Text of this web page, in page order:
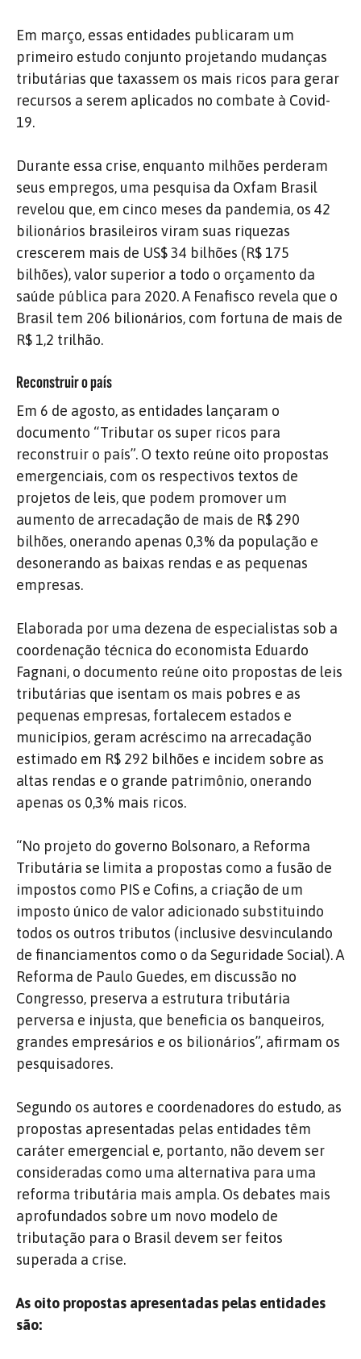
Em março, essas entidades publicaram um
primeiro estudo conjunto projetando mudanças
tributárias que taxassem os mais ricos para gerar
recursos a serem aplicados no combate à Covid-
19.
Durante essa crise, enquanto milhões perderam
seus empregos, uma pesquisa da Oxfam Brasil
revelou que, em cinco meses da pandemia, os 42
bilionários brasileiros viram suas riquezas
crescerem mais de US$ 34 bilhões (R$ 175
bilhões), valor superior a todo o orçamento da
saúde pública para 2020. A Fenafisco revela que o
Brasil tem 206 bilionários, com fortuna de mais de
R$ 1,2 trilhão.
Reconstruir o país
Em 6 de agosto, as entidades lançaram o
documento “Tributar os super ricos para
reconstruir o país”. O texto reúne oito propostas
emergenciais, com os respectivos textos de
projetos de leis, que podem promover um
aumento de arrecadação de mais de R$ 290
bilhões, onerando apenas 0,3% da população e
desonerando as baixas rendas e as pequenas
empresas.
Elaborada por uma dezena de especialistas sob a
coordenação técnica do economista Eduardo
Fagnani, o documento reúne oito propostas de leis
tributárias que isentam os mais pobres e as
pequenas empresas, fortalecem estados e
municípios, geram acréscimo na arrecadação
estimado em R$ 292 bilhões e incidem sobre as
altas rendas e o grande patrimônio, onerando
apenas os 0,3% mais ricos.
“No projeto do governo Bolsonaro, a Reforma
Tributária se limita a propostas como a fusão de
impostos como PIS e Cofins, a criação de um
imposto único de valor adicionado substituindo
todos os outros tributos (inclusive desvinculando
de financiamentos como o da Seguridade Social). A
Reforma de Paulo Guedes, em discussão no
Congresso, preserva a estrutura tributária
perversa e injusta, que beneficia os banqueiros,
grandes empresários e os bilionários”, afirmam os
pesquisadores.
Segundo os autores e coordenadores do estudo, as
propostas apresentadas pelas entidades têm
caráter emergencial e, portanto, não devem ser
consideradas como uma alternativa para uma
reforma tributária mais ampla. Os debates mais
aprofundados sobre um novo modelo de
tributação para o Brasil devem ser feitos
superada a crise.
As oito propostas apresentadas pelas entidades
são: